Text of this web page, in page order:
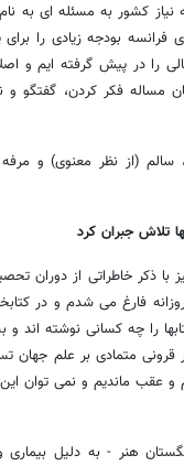
نیاز کشور به مسئله ای به
بودجه زیادی را
را در پیش گرفته ایم و
فکر کردن، گفتگو و
(از نظر معنوی) و
تلاش جبران کرد
با ذکر خاطراتی از دوران
فارغ می شدم و در
را چه کسانی نوشته
متمادی بر علم جهان
ماندیم و نمی توان
هنر - به دلیل